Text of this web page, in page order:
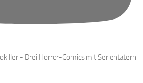
- Drei Horror-Comics mit Serientätern